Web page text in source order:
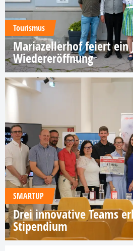
Tourismus
Mariazellerhof feiert ein
Wiedereröffnung
SMARTUP
Drei innovative Teams
Stipendium